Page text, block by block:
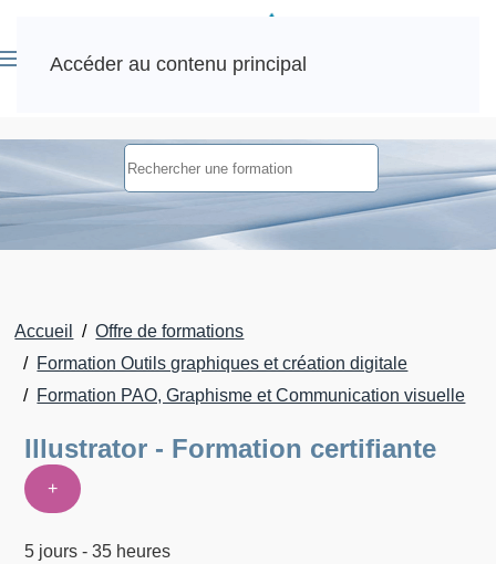
Accéder au contenu principal
Accueil
Offre de formations
Formation Outils graphiques et création digitale
Formation PAO, Graphisme et Communication visuelle
Illustrator - Formation certifiante
+
5 jours - 35 heures